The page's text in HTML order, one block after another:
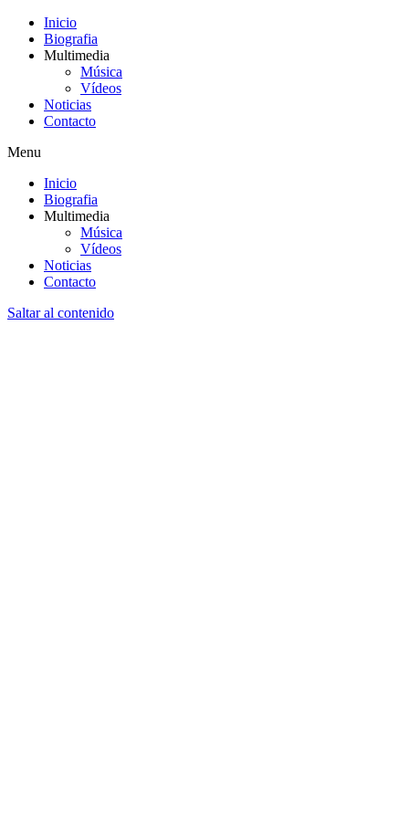
Inicio
Biografia
Multimedia
Música
Vídeos
Noticias
Contacto
Menu
Inicio
Biografia
Multimedia
Música
Vídeos
Noticias
Contacto
Saltar al contenido